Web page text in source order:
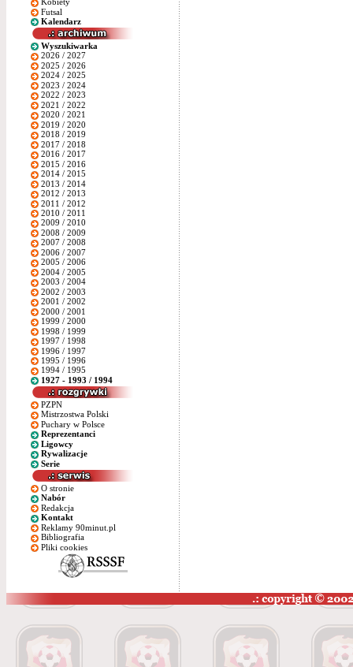
Futsal
Kalendarz
Wyszukiwarka
2026 / 2027
2025 / 2026
2024 / 2025
2023 / 2024
2022 / 2023
2021 / 2022
2020 / 2021
2019 / 2020
2018 / 2019
2017 / 2018
2016 / 2017
2015 / 2016
2014 / 2015
2013 / 2014
2012 / 2013
2011 / 2012
2010 / 2011
2009 / 2010
2008 / 2009
2007 / 2008
2006 / 2007
2005 / 2006
2004 / 2005
2003 / 2004
2002 / 2003
2001 / 2002
2000 / 2001
1999 / 2000
1998 / 1999
1997 / 1998
1996 / 1997
1995 / 1996
1994 / 1995
1927 - 1993 / 1994
PZPN
Mistrzostwa Polski
Puchary w Polsce
Reprezentanci
Ligowcy
Rywalizacje
Serie
O stronie
Nabór
Redakcja
Kontakt
Reklamy 90minut.pl
Bibliografia
Pliki cookies